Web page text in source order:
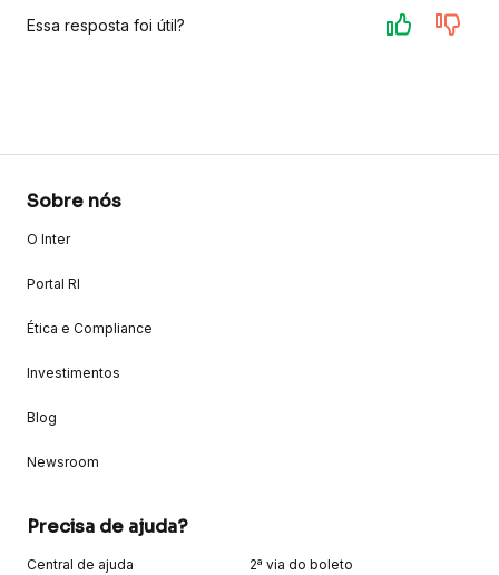
Essa resposta foi útil?
Sobre nós
O Inter
Portal RI
Ética e Compliance
Investimentos
Blog
Newsroom
Precisa de ajuda?
Central de ajuda 2ª via do boleto